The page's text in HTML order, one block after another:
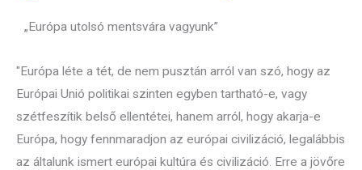
„Európa utolsó mentsvára vagyunk”
"Európa léte a tét, de nem pusztán arról van szó, hogy az
Európai Unió politikai szinten egyben tartható-e, vagy
szétfeszítik belső ellentétei, hanem arról, hogy akarja-e
Európa, hogy fennmaradjon az európai civilizáció, legalábbis
az általunk ismert európai kultúra és civilizáció. Erre a jövőre
l
l
l
l